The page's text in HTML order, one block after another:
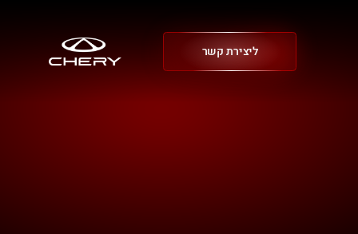
ליצירת קשר